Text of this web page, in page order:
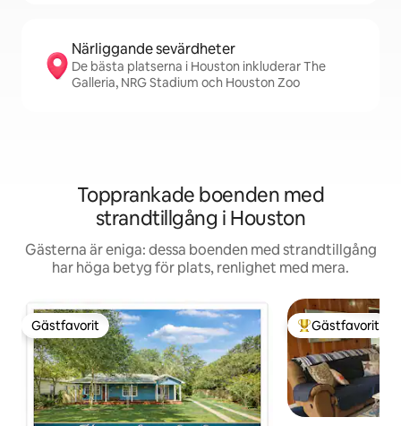
Närliggande sevärdheter
De bästa platserna i Houston inkluderar The
Galleria, NRG Stadium och Houston Zoo
Topprankade boenden med
strandtillgång i Houston
Gästerna är eniga: dessa boenden med strandtillgång
har höga betyg för plats, renlighet med mera.
Gästfavorit
Gästfavorit Populär
Gästfavorit